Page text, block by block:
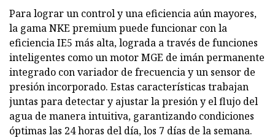
Para lograr un control y una eficiencia aún mayores,
la gama NKE premium puede funcionar con la
eficiencia IE5 más alta, lograda a través de funciones
inteligentes como un motor MGE de imán permanente
integrado con variador de frecuencia y un sensor de
presión incorporado. Estas características trabajan
juntas para detectar y ajustar la presión y el flujo del
agua de manera intuitiva, garantizando condiciones
óptimas las 24 horas del día, los 7 días de la semana.